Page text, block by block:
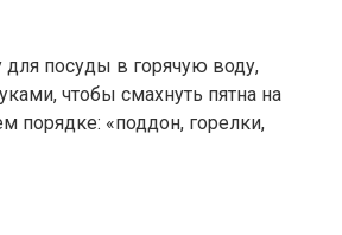
для посуды в горячую воду,
чтобы смахнуть пятна на
порядке: «поддон, горелки,